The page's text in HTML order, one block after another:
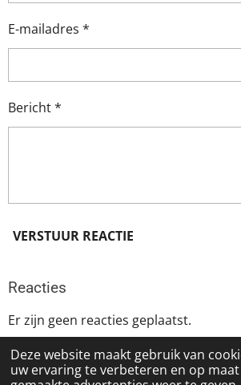
Deze website maakt gebruik van
uw ervaring te verbeteren en op maat
r
e
E-mailadres *
Bericht *
VERSTUUR REACTIE
Reacties
Er zijn geen reacties geplaatst.
© 2021 - 2025 bettymulder